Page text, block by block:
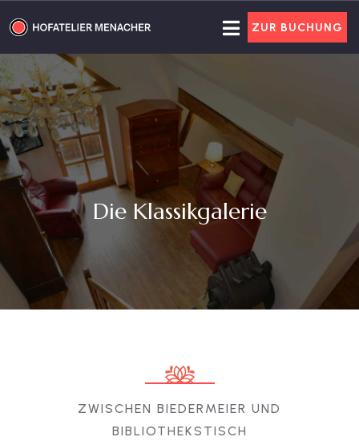
ZUR BUCHUNG
Die Klassikgalerie
ZWISCHEN BIEDERMEIER UND
BIBLIOTHEKSTISCH